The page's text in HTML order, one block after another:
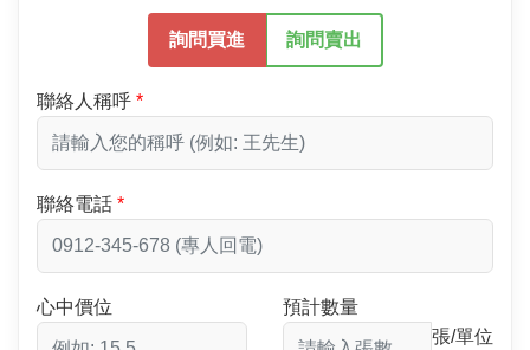
詢問買進 詢問賣出
聯絡人稱呼
聯絡電話
心中價位
預計數量
張/單位